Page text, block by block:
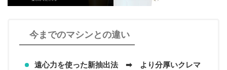
今までのマシンとの違い
遠心力を使った新抽出法 ➡ より分厚いクレマ